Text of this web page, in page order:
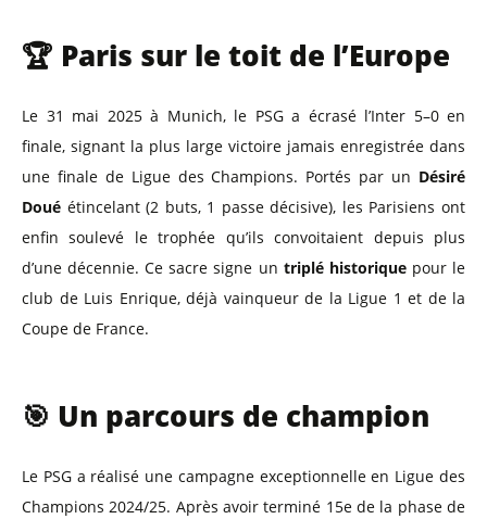
🏆 Paris sur le toit de l’Europe
Le 31 mai 2025 à Munich, le PSG a écrasé l’Inter 5–0 en
finale, signant la plus large victoire jamais enregistrée dans
une finale de Ligue des Champions. Portés par un Désiré
Doué étincelant (2 buts, 1 passe décisive), les Parisiens ont
enfin soulevé le trophée qu’ils convoitaient depuis plus
d’une décennie. Ce sacre signe un triplé historiquepour le
club de Luis Enrique, déjà vainqueur de la Ligue 1 et de la
Coupe de France.
🎯 Un parcours de champion
Le PSG a réalisé une campagne exceptionnelle en Ligue des
Champions 2024/25. Après avoir terminé 15e de la phase de